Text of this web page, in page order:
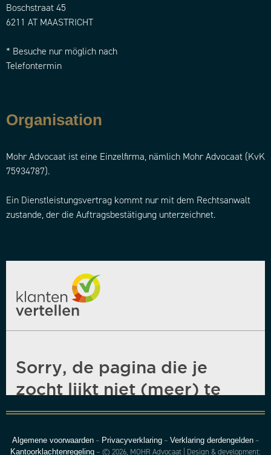
Boschstraat 45
6211 AT MAASTRICHT
* Besuche nur möglich nach
Telefontermin
Organisation
Mohr Advocaat ist eine Einzelfirma, nämlich Mohr Advocaat (KvK
75934787).
Ein Dienstleistungsvertrag kommt nur mit dem Rechtsanwalt
zustande, der die Auftragsbestätigung unterzeichnet.
Algemene voorwaarden– Privacyverklaring– Verklaring derdengelden–
Kantoorklachtenregeling – © 2026, MOHR Advocaat | Design & development: